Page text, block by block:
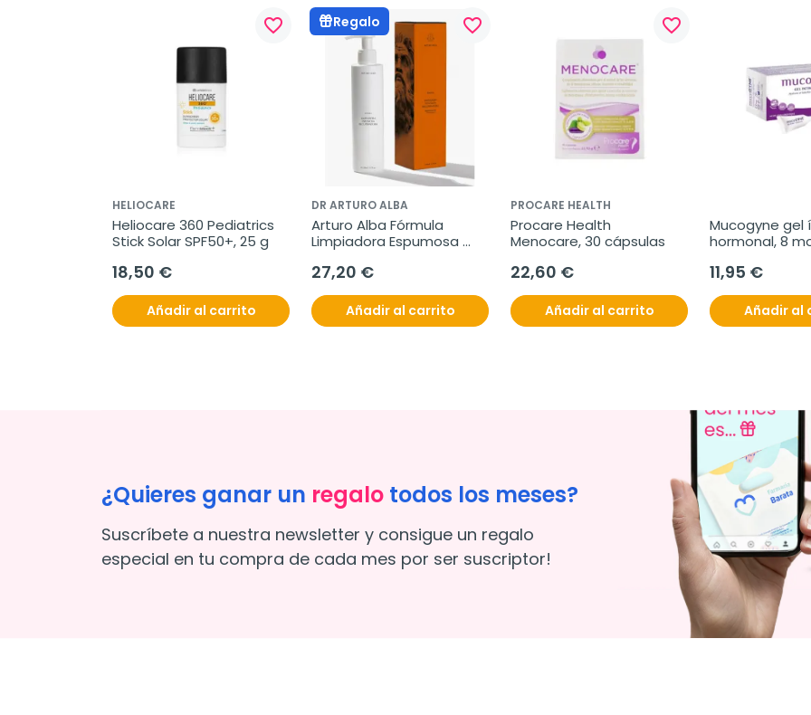
favorite_border
HELIOCARE
Heliocare 360 Pediatrics
Stick Solar SPF50+, 25 g
18,50 €
Añadir al carrito
Regalo favorite_border
DR ARTURO ALBA
Arturo Alba Fórmula
Limpiadora Espumosa
27,20 €
Añadir al carrito
favorite_border
PROCARE HEALTH
Procare Health
Menocare, 30 cápsulas
22,60 €
Añadir al carrito
Mucogyne gel
hormonal, 8
11,95 €
Añadir al
¿Quieres ganar un regalo todos los meses?
Suscríbete a nuestra newsletter y consigue un regalo
especial en tu compra de cada mes por ser suscriptor!